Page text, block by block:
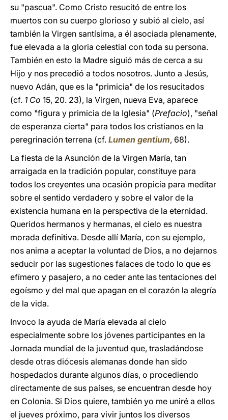
su "pascua". Como Cristo resucitó de entre los
muertos con su cuerpo glorioso y subió al cielo, así
también la Virgen santísima, a él asociada plenamente,
fue elevada a la gloria celestial con toda su persona.
También en esto la Madre siguió más de cerca a su
Hijo y nos precedió a todos nosotros. Junto a Jesús,
nuevo Adán, que es la "primicia" de los resucitados
(cf. 1 Co 15, 20. 23), la Virgen, nueva Eva, aparece
como "figura y primicia de la Iglesia" (Prefacio), "señal
de esperanza cierta" para todos los cristianos en la
peregrinación terrena (cf. Lumen gentium, 68).
La fiesta de la Asunción de la Virgen María, tan
arraigada en la tradición popular, constituye para
todos los creyentes una ocasión propicia para meditar
sobre el sentido verdadero y sobre el valor de la
existencia humana en la perspectiva de la eternidad.
Queridos hermanos y hermanas, el cielo es nuestra
morada definitiva. Desde allí María, con su ejemplo,
nos anima a aceptar la voluntad de Dios, a no dejarnos
seducir por las sugestiones falaces de todo lo que es
efímero y pasajero, a no ceder ante las tentaciones del
egoísmo y del mal que apagan en el corazón la alegría
de la vida.
Invoco la ayuda de María elevada al cielo
especialmente sobre los jóvenes participantes en la
Jornada mundial de la juventud que, trasladándose
desde otras diócesis alemanas donde han sido
hospedados durante algunos días, o procediendo
directamente de sus países, se encuentran desde hoy
en Colonia. Si Dios quiere, también yo me uniré a ellos
el jueves próximo, para vivir juntos los diversos